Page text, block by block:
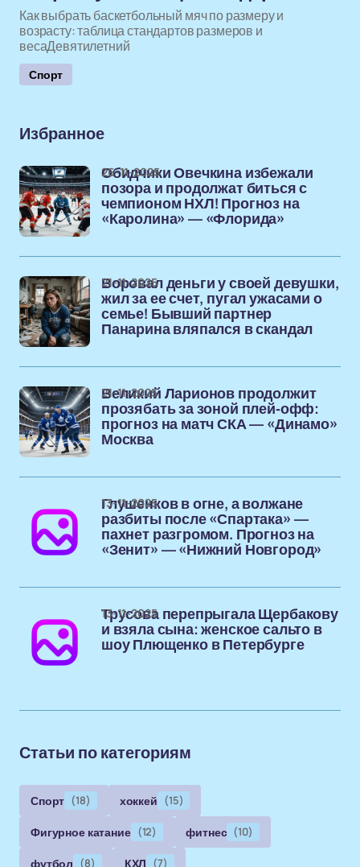
Как выбрать баскетбольный мяч по размеру и
возрасту: таблица стандартов размеров и
весаДевятилетний
Спорт
Избранное
Обидчики Овечкина избежали
позора и продолжат биться с
чемпионом НХЛ! Прогноз на
«Каролина» — «Флорида»
26-11-2025
Воровал деньги у своей девушки,
жил за ее счет, пугал ужасами о
семье! Бывший партнер
Панарина вляпался в скандал
21-11-2025
Великий Ларионов продолжит
прозябать за зоной плей-офф:
прогноз на матч СКА — «Динамо»
Москва
21-11-2025
Глушенков в огне, а волжане
разбиты после «Спартака» —
пахнет разгромом. Прогноз на
«Зенит» — «Нижний Новгород»
13-11-2025
Трусова перепрыгала Щербакову
и взяла сына: женское сальто в
шоу Плющенко в Петербурге
13-11-2025
Статьи по категориям
Спорт (18) хоккей (15)
Фигурное катание (12) фитнес (10)
футбол (8) КХЛ (7)